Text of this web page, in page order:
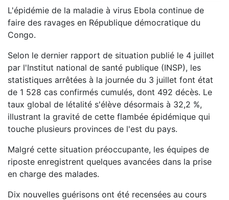
L'épidémie de la maladie à virus Ebola continue de
faire des ravages en République démocratique du
Congo.
Selon le dernier rapport de situation publié le 4 juillet
par l'Institut national de santé publique (INSP), les
statistiques arrêtées à la journée du 3 juillet font état
de 1 528 cas confirmés cumulés, dont 492 décès. Le
taux global de létalité s'élève désormais à 32,2 %,
illustrant la gravité de cette flambée épidémique qui
touche plusieurs provinces de l'est du pays.
Malgré cette situation préoccupante, les équipes de
riposte enregistrent quelques avancées dans la prise
en charge des malades.
Dix nouvelles guérisons ont été recensées au cours